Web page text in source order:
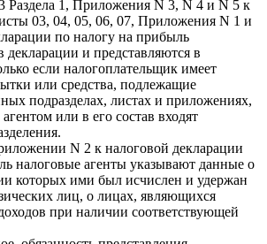
Раздела 1, Приложения N 3, N 4 и N 5 к
03, 04, 05, 06, 07, Приложения N 1 и
по налогу на прибыль
декларации и представляются в
если налогоплательщик имеет
или средства, подлежащие
подразделах, листах и приложениях,
или в его состав входят
N 2 к налоговой декларации
налоговые агенты указывают данные о
которых ими был исчислен и удержан
лиц, о лицах, являющихся
при наличии соответствующей